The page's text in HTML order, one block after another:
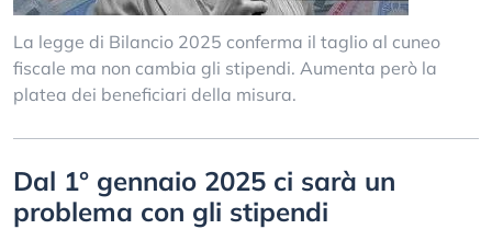
La legge di Bilancio 2025 conferma il taglio al cuneo
fiscale ma non cambia gli stipendi. Aumenta però la
platea dei beneficiari della misura.
Dal 1° gennaio 2025 ci sarà un
problema con gli stipendi